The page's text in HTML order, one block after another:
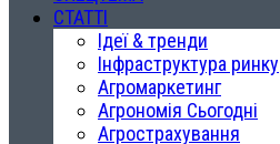
СТАТТІ
Ідеї & тренди
Інфраструктура ринку
Агромаркетинг
Агрономія Сьогодні
Агрострахування